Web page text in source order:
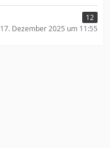
12
17. Dezember 2025 um 11:55